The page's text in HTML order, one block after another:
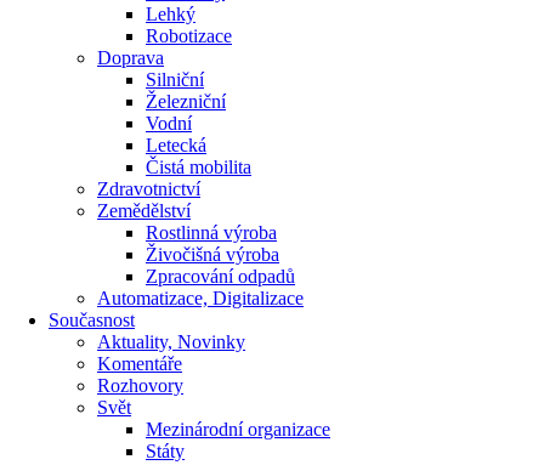
Lehký
Robotizace
Doprava
Silniční
Železniční
Vodní
Letecká
Čistá mobilita
Zdravotnictví
Zemědělství
Rostlinná výroba
Živočišná výroba
Zpracování odpadů
Automatizace, Digitalizace
Současnost
Aktuality, Novinky
Komentáře
Rozhovory
Svět
Mezinárodní organizace
Státy